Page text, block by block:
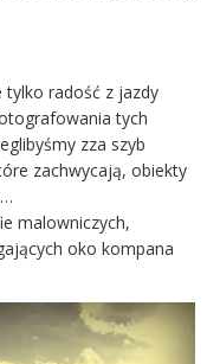
tylko radość z jazdy
tych
zza szyb
zachwycają, obiekty
malowniczych,
oko kompana